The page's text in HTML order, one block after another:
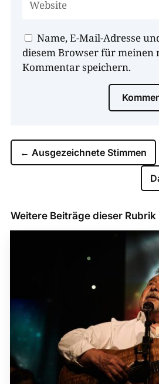
Name, E-Mail-Adresse
diesem Browser für meinen
Kommentar speichern.
← Ausgezeichnete Stimmen
Weitere Beiträge dieser